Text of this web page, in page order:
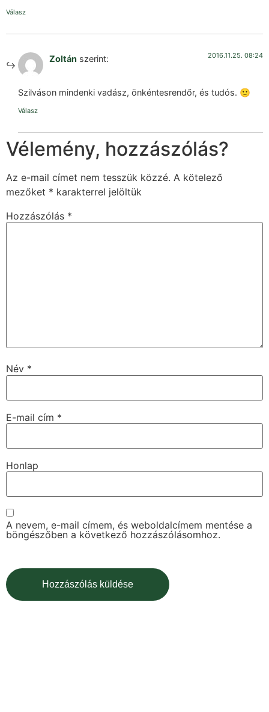
Válasz
Zoltán szerint: 2016.11.25. 08:24
Szilváson mindenki vadász, önkéntesrendőr, és tudós. 🙂
Válasz
Vélemény, hozzászólás?
Az e-mail címet nem tesszük közzé. A kötelező
mezőket * karakterrel jelöltük
Hozzászólás *
Név *
E-mail cím *
Honlap
A nevem, e-mail címem, és weboldalcímem mentése a
böngészőben a következő hozzászólásomhoz.